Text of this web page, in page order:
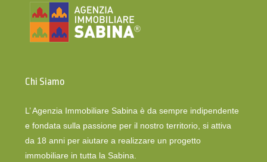
Chi Siamo
L’ Agenzia Immobiliare Sabina è da sempre indipendente
e fondata sulla passione per il nostro territorio, si attiva
da 18 anni per aiutare a realizzare un progetto
immobiliare in tutta la Sabina.